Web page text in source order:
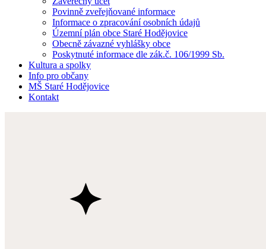
Povinně zveřejňované informace
Informace o zpracování osobních údajů
Územní plán obce Staré Hodějovice
Obecně závazné vyhlášky obce
Poskytnuté informace dle zák.č. 106/1999 Sb.
Kultura a spolky
Info pro občany
MŠ Staré Hodějovice
Kontakt